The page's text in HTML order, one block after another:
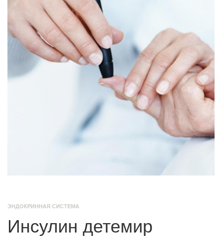
ЭНДОКРИННАЯ СИСТЕМА
Инсулин детемир